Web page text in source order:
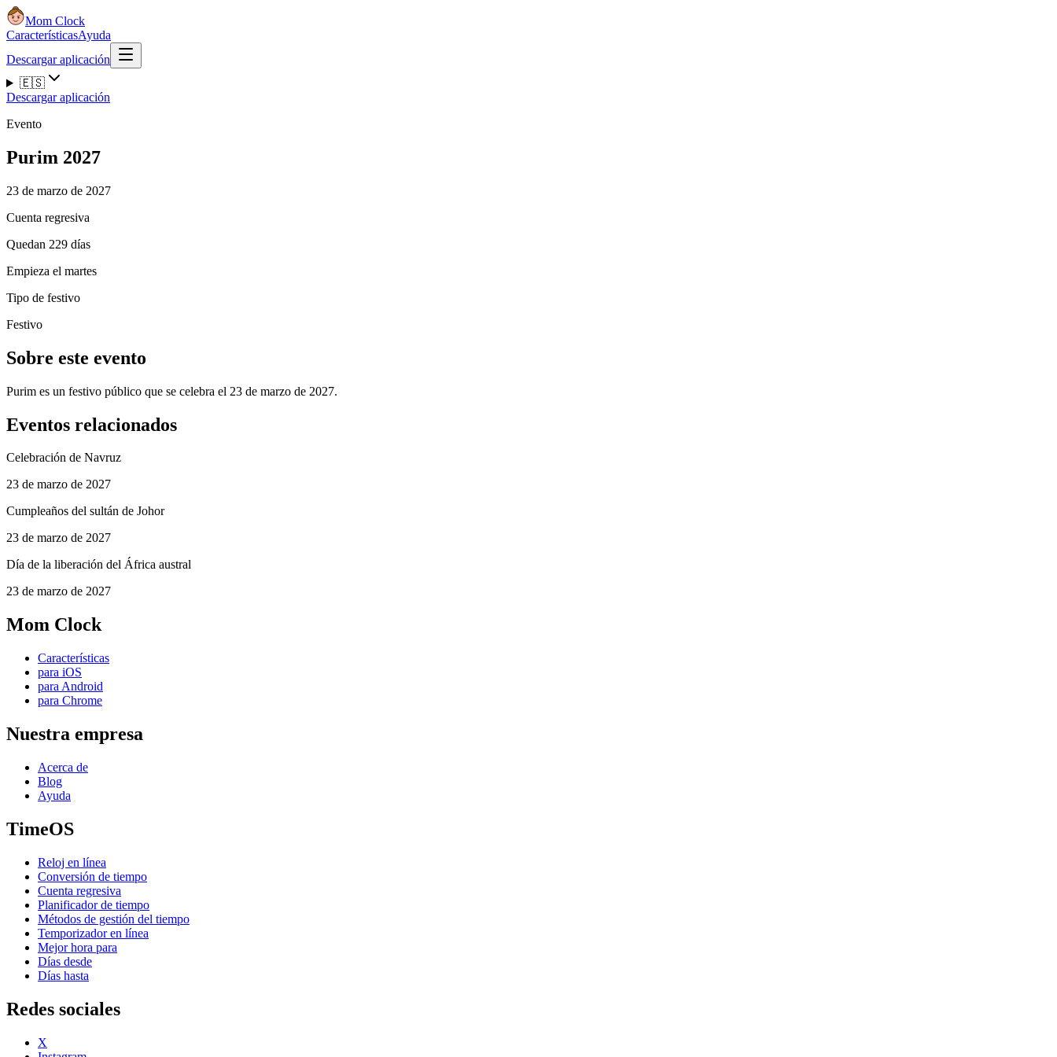
Mom Clock
CaracterísticasAyuda
Descargar aplicación
🇪🇸
Descargar aplicación
Evento
Purim 2027
23 de marzo de 2027
Cuenta regresiva
Quedan 229 días
Empieza el martes
Tipo de festivo
Festivo
Sobre este evento
Purim es un festivo público que se celebra el 23 de marzo de 2027.
Eventos relacionados
Celebración de Navruz
23 de marzo de 2027
Cumpleaños del sultán de Johor
23 de marzo de 2027
Día de la liberación del África austral
23 de marzo de 2027
Mom Clock
Características
para iOS
para Android
para Chrome
Nuestra empresa
Acerca de
Blog
Ayuda
TimeOS
Reloj en línea
Conversión de tiempo
Cuenta regresiva
Planificador de tiempo
Métodos de gestión del tiempo
Temporizador en línea
Mejor hora para
Días desde
Días hasta
Redes sociales
X